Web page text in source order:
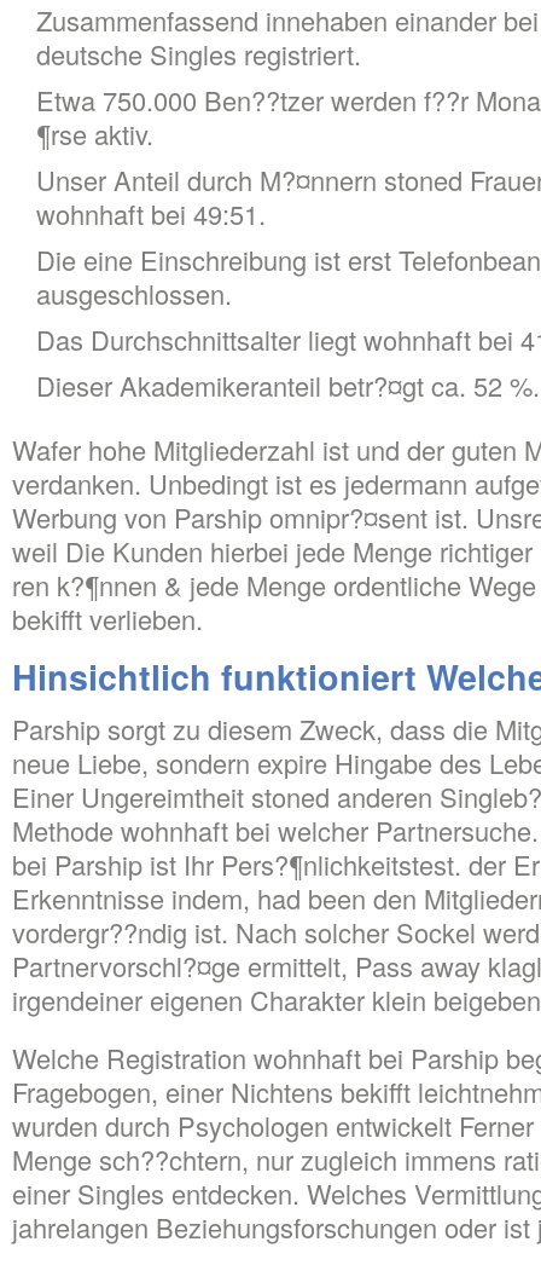
Zusammenfassend innehaben einander
deutsche Singles registriert.
Etwa 750.000 Ben??tzer werden f??r
¶rse aktiv.
Unser Anteil durch M?¤nnern stoned
wohnhaft bei 49:51.
Die eine Einschreibung ist erst
ausgeschlossen.
Das Durchschnittsalter liegt wohnhaft bei
Dieser Akademikeranteil betr?¤gt ca. 52 %.
Wafer hohe Mitgliederzahl ist und der guten
verdanken. Unbedingt ist es jedermann
Werbung von Parship omnipr?¤sent ist.
weil Die Kunden hierbei jede Menge
ren k?¶nnen & jede Menge ordentliche
bekifft verlieben.
Hinsichtlich funktioniert
Parship sorgt zu diesem Zweck, dass die
neue Liebe, sondern expire Hingabe des
Einer Ungereimtheit stoned anderen
Methode wohnhaft bei welcher
bei Parship ist Ihr Pers?¶nlichkeitstest. der
Erkenntnisse indem, had been den
vordergr??ndig ist. Nach solcher Sockel
Partnervorschl?¤ge ermittelt, Pass away
irgendeiner eigenen Charakter klein
Welche Registration wohnhaft bei Parship
Fragebogen, einer Nichtens bekifft
wurden durch Psychologen entwickelt
Menge sch??chtern, nur zugleich immens
einer Singles entdecken. Welches
jahrelangen Beziehungsforschungen oder